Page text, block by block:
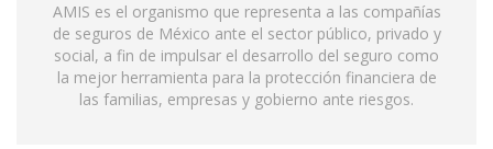
AMIS es el organismo que representa a las compañías
de seguros de México ante el sector público, privado y
social, a fin de impulsar el desarrollo del seguro como
la mejor herramienta para la protección financiera de
las familias, empresas y gobierno ante riesgos.